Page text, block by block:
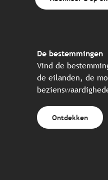
De bestemmingen
Vind de
de eilanden, de
Ontdekken